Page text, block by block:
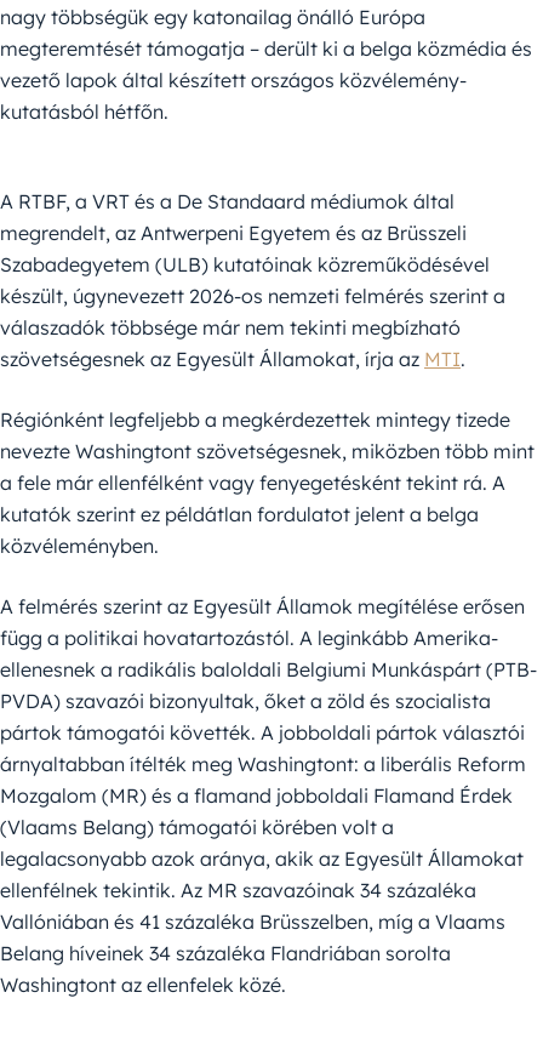
nagy többségük egy katonailag önálló Európa
megteremtését támogatja – derült ki a belga közmédia és
vezető lapok által készített országos közvélemény-
kutatásból hétfőn.
A RTBF, a VRT és a De Standaard médiumok által
megrendelt, az Antwerpeni Egyetem és az Brüsszeli
Szabadegyetem (ULB) kutatóinak közreműködésével
készült, úgynevezett 2026-os nemzeti felmérés szerint a
válaszadók többsége már nem tekinti megbízható
szövetségesnek az Egyesült Államokat, írja az MTI.
Régiónként legfeljebb a megkérdezettek mintegy tizede
nevezte Washingtont szövetségesnek, miközben több mint
a fele már ellenfélként vagy fenyegetésként tekint rá. A
kutatók szerint ez példátlan fordulatot jelent a belga
közvéleményben.
A felmérés szerint az Egyesült Államok megítélése erősen
függ a politikai hovatartozástól. A leginkább Amerika-
ellenesnek a radikális baloldali Belgiumi Munkáspárt (PTB-
PVDA) szavazói bizonyultak, őket a zöld és szocialista
pártok támogatói követték. A jobboldali pártok választói
árnyaltabban ítélték meg Washingtont: a liberális Reform
Mozgalom (MR) és a flamand jobboldali Flamand Érdek
(Vlaams Belang) támogatói körében volt a
legalacsonyabb azok aránya, akik az Egyesült Államokat
ellenfélnek tekintik. Az MR szavazóinak 34 százaléka
Vallóniában és 41 százaléka Brüsszelben, míg a Vlaams
Belang híveinek 34 százaléka Flandriában sorolta
Washingtont az ellenfelek közé.